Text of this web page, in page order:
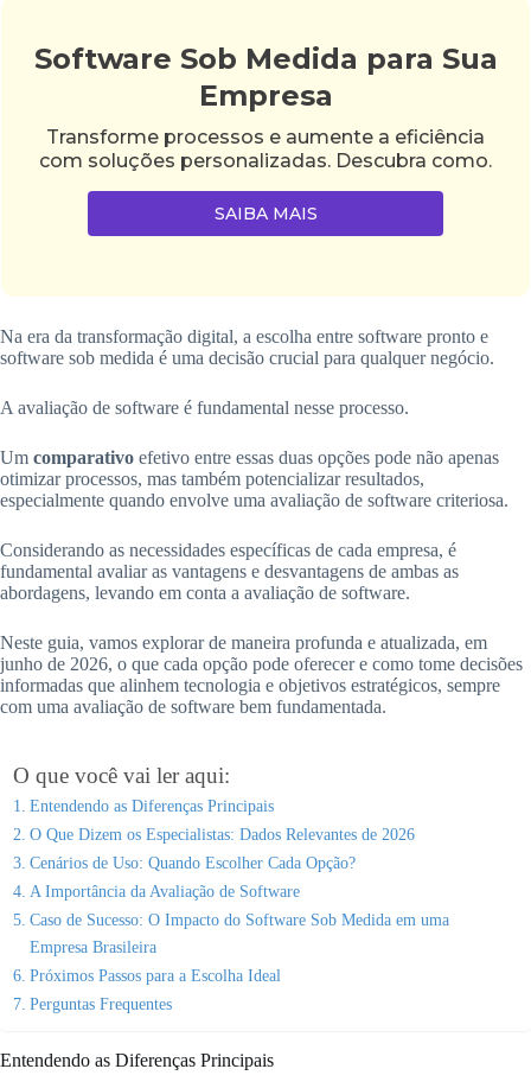
Software Sob Medida para Sua
Empresa
Transforme processos e aumente a eficiência
com soluções personalizadas. Descubra como.
SAIBA MAIS
Na era da transformação digital, a escolha entre software pronto e
software sob medida é uma decisão crucial para qualquer negócio.
A avaliação de software é fundamental nesse processo.
Um comparativo efetivo entre essas duas opções pode não apenas
otimizar processos, mas também potencializar resultados,
especialmente quando envolve uma avaliação de software criteriosa.
Considerando as necessidades específicas de cada empresa, é
fundamental avaliar as vantagens e desvantagens de ambas as
abordagens, levando em conta a avaliação de software.
Neste guia, vamos explorar de maneira profunda e atualizada, em
junho de 2026, o que cada opção pode oferecer e como tome decisões
informadas que alinhem tecnologia e objetivos estratégicos, sempre
com uma avaliação de software bem fundamentada.
O que você vai ler aqui:
Entendendo as Diferenças Principais
O Que Dizem os Especialistas: Dados Relevantes de 2026
Cenários de Uso: Quando Escolher Cada Opção?
A Importância da Avaliação de Software
Caso de Sucesso: O Impacto do Software Sob Medida em uma
Empresa Brasileira
Próximos Passos para a Escolha Ideal
Perguntas Frequentes
Entendendo as Diferenças Principais